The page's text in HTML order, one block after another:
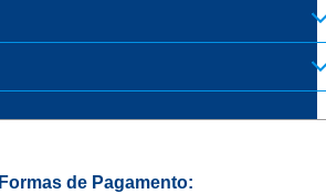
Formas de Pagamento: